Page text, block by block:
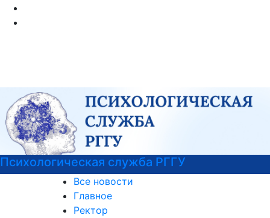
Психологическая служба РГГУ
Все новости
Главное
Ректор